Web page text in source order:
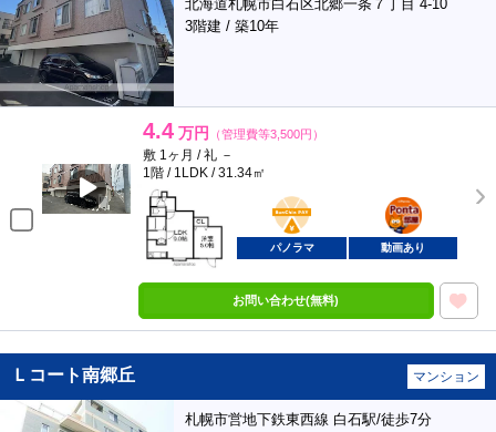
北海道札幌市白石区北郷一条７丁目 4-10
3階建 / 築10年
4.4 万円 （管理費等3,500円）
敷 1ヶ月 / 礼 －
1階 / 1LDK / 31.34㎡
BunChinPAY
ポンタ
部屋
パノラマ 動画あり
お問い合わせ(無料)
Ｌコート南郷丘 マンション
札幌市営地下鉄東西線 白石駅/徒歩7分